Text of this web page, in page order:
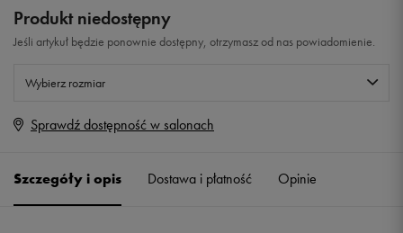
Produkt niedostępny
Jeśli artykuł będzie ponownie dostępny, otrzymasz od nas powiadomienie.
Wybierz rozmiar
Rozmiary EU
Sprawdź dostępność w salonach
Szczegóły i opis Dostawa i płatność Opinie